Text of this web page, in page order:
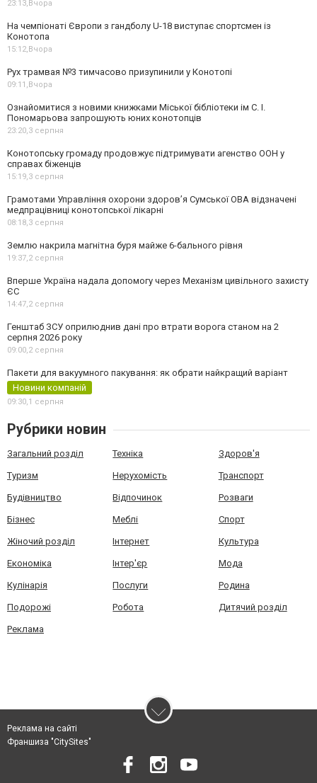
23:13,Вчора
На чемпіонаті Європи з гандболу U-18 виступає спортсмен із
Конотопа
15:12,Вчора
Рух трамвая №3 тимчасово призупинили у Конотопі
09:11,Вчора
Ознайомитися з новими книжками Міської бібліотеки ім С. І.
Пономарьова запрошують юних конотопців
23:20,3 серпня
Конотопську громаду продовжує підтримувати агенство ООН у
справах біженців
15:19,3 серпня
Грамотами Управління охорони здоров’я Сумської ОВА відзначені
медпрацівниці конотопської лікарні
08:18,3 серпня
Землю накрила магнітна буря майже 6-бального рівня
19:37,2 серпня
Вперше Україна надала допомогу через Механізм цивільного захисту
ЄС
14:47,2 серпня
Генштаб ЗСУ оприлюднив дані про втрати ворога станом на 2
серпня 2026 року
09:00,2 серпня
Пакети для вакуумного пакування: як обрати найкращий варіант
Новини компаній
09:30,1 серпня
Рубрики новин
Загальний розділ Техніка Здоров'я
Туризм Нерухомість Транспорт
Будівництво Відпочинок Розваги
Бізнес Меблі Спорт
Жіночий розділ Інтернет Культура
Економіка Інтер'єр Мода
Кулінарія Послуги Родина
Подорожі Робота Дитячий розділ
Реклама
Реклама на сайті
Франшиза "CitySites"